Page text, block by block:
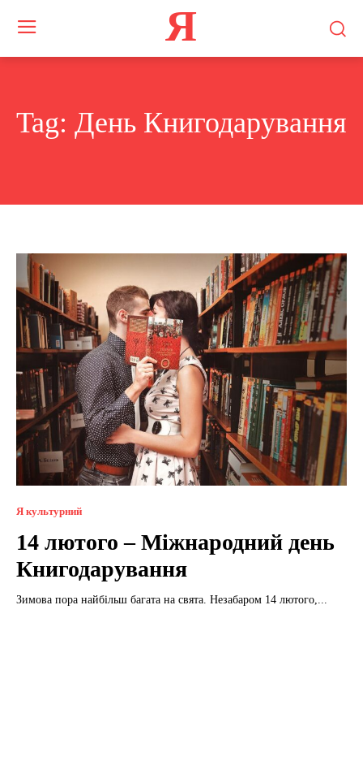
Я
Tag: День Книгодарування
Я культурний
14 лютого – Міжнародний день
Книгодарування
Зимова пора найбільш багата на свята. Незабаром 14 лютого,...